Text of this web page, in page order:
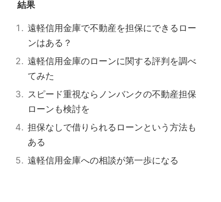
結果
遠軽信用金庫で不動産を担保にできるロー
ンはある？
遠軽信用金庫のローンに関する評判を調べ
てみた
スピード重視ならノンバンクの不動産担保
ローンも検討を
担保なしで借りられるローンという方法も
ある
遠軽信用金庫への相談が第一歩になる